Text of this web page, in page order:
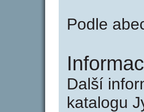
Podle
Další
katalogu